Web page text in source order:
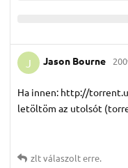
J Jason Bourne
Ha innen: http://
letöltöm az utolsót
zltválaszolt erre.